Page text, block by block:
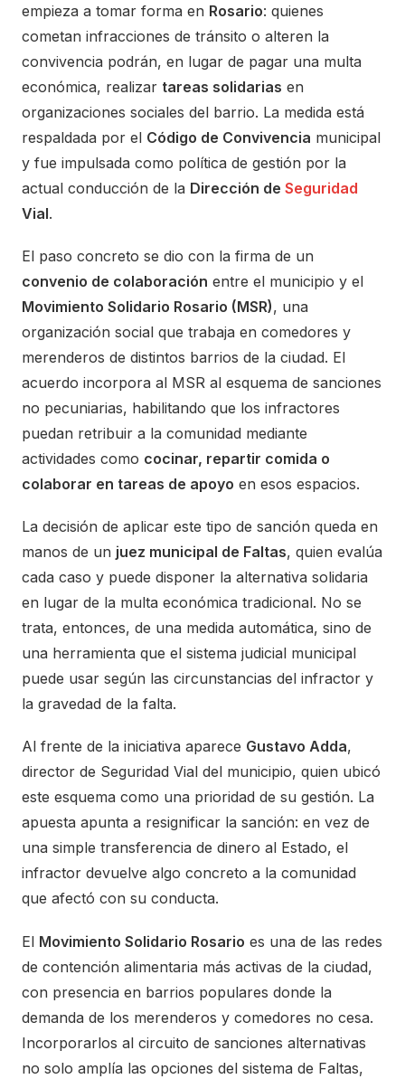
empieza a tomar forma en Rosario: quienes
cometan infracciones de tránsito o alteren la
convivencia podrán, en lugar de pagar una multa
económica, realizar tareas solidarias en
organizaciones sociales del barrio. La medida está
respaldada por el Código de Convivencia municipal
y fue impulsada como política de gestión por la
actual conducción de la Dirección de Seguridad
Vial.
El paso concreto se dio con la firma de un
convenio de colaboración entre el municipio y el
Movimiento Solidario Rosario (MSR), una
organización social que trabaja en comedores y
merenderos de distintos barrios de la ciudad. El
acuerdo incorpora al MSR al esquema de sanciones
no pecuniarias, habilitando que los infractores
puedan retribuir a la comunidad mediante
actividades como cocinar, repartir comida o
colaborar en tareas de apoyo en esos espacios.
La decisión de aplicar este tipo de sanción queda en
manos de un juez municipal de Faltas, quien evalúa
cada caso y puede disponer la alternativa solidaria
en lugar de la multa económica tradicional. No se
trata, entonces, de una medida automática, sino de
una herramienta que el sistema judicial municipal
puede usar según las circunstancias del infractor y
la gravedad de la falta.
Al frente de la iniciativa aparece Gustavo Adda,
director de Seguridad Vial del municipio, quien ubicó
este esquema como una prioridad de su gestión. La
apuesta apunta a resignificar la sanción: en vez de
una simple transferencia de dinero al Estado, el
infractor devuelve algo concreto a la comunidad
que afectó con su conducta.
El Movimiento Solidario Rosario es una de las redes
de contención alimentaria más activas de la ciudad,
con presencia en barrios populares donde la
demanda de los merenderos y comedores no cesa.
Incorporarlos al circuito de sanciones alternativas
no solo amplía las opciones del sistema de Faltas,